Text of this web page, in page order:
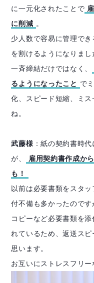
に一元化されたことで
に削減 。
少人数で容易に管理で
を割けるようになりま
一斉締結だけではなく、
るようになったこと で
化、スピード短縮、ミ
ね。
武藤様 ：紙の契約書時
が、
雇用契約書作成か
も！
以前は必要書類をスタ
付不備も多かったのです
コピーなど必要書類を
れているため、返送ス
思います。
お互いにストレスフリー